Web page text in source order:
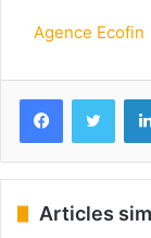
Agence Ecofin
Facebook
Articles